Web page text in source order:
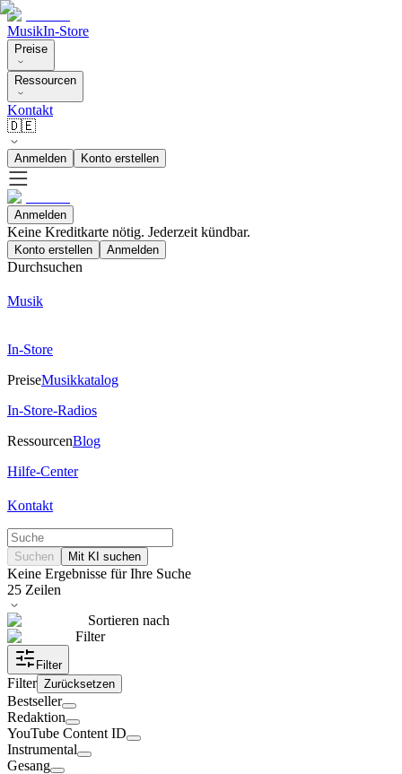
MusikIn-Store
Preise
Ressourcen
Kontakt
🇩🇪
Anmelden Konto erstellen
Anmelden
Keine Kreditkarte nötig. Jederzeit kündbar.
Konto erstellen Anmelden
Durchsuchen
Musik
In-Store
PreiseMusikkatalog
In-Store-Radios
RessourcenBlog
Hilfe-Center
Kontakt
Suchen Mit KI suchen
Keine Ergebnisse für Ihre Suche
25 Zeilen
Sortieren nach
Filter
Filter
Filter Zurücksetzen
Bestseller
Redaktion
YouTube Content ID
Instrumental
Gesang